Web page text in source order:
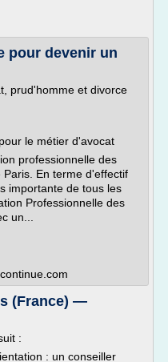
pour devenir un
prud'homme et divorce
le métier d'avocat
professionnelle des
En terme d'effectif
importante de tous les
Professionnelle des
un...
(France) —
:
: un conseiller